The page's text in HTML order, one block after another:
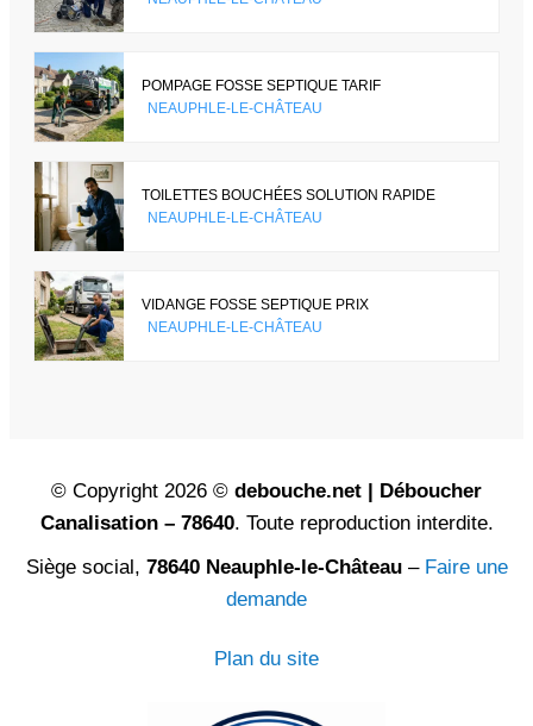
POMPAGE FOSSE SEPTIQUE TARIF
NEAUPHLE-LE-CHÂTEAU
TOILETTES BOUCHÉES SOLUTION RAPIDE
NEAUPHLE-LE-CHÂTEAU
VIDANGE FOSSE SEPTIQUE PRIX
NEAUPHLE-LE-CHÂTEAU
© Copyright 2026 © debouche.net | Déboucher
Canalisation – 78640. Toute reproduction interdite.
Siège social, 78640 Neauphle-le-Château– Faire une
demande
Plan du site